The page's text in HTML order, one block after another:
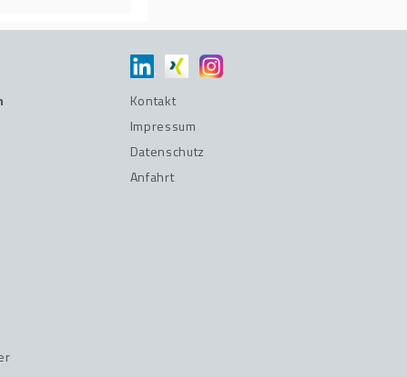
Kontakt
Impressum
Datenschutz
Anfahrt